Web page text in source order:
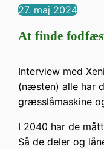
27. maj 2024
At finde
Interview med
(næsten) alle har
græsslåmaskine
I 2040 har de
Så de deler og